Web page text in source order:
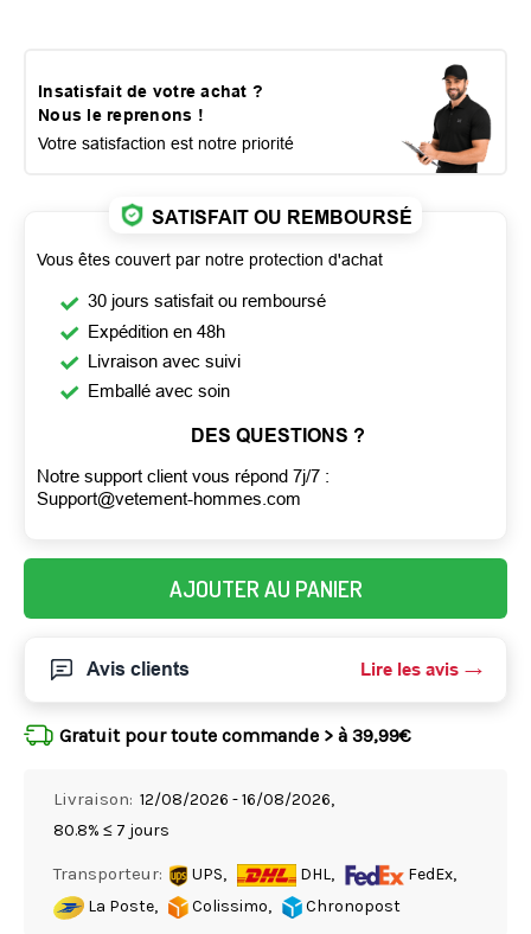
Insatisfait de votre achat ?
Nous le reprenons !
Votre satisfaction est notre priorité
SATISFAIT OU REMBOURSÉ
Vous êtes couvert par notre protection d'achat
30 jours satisfait ou remboursé
Expédition en 48h
Livraison avec suivi
Emballé avec soin
DES QUESTIONS ?
Notre support client vous répond 7j/7 :
Support@vetement-hommes.com
AJOUTER AU PANIER
Avis clients Lire les avis
Gratuit pour toute commande > à 39,99€
Livraison: 12/08/2026 - 16/08/2026,
80.8% ≤ 7 jours
Transporteur: UPS, DHL,
FedEx,
La Poste,
Colissimo, Chronopost